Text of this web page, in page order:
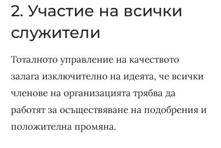
2. Участие на всички
служители
Тоталното управление на качеството
залага изключително на идеята, че всички
членове на организацията трябва да
работят за осъществяване на подобрения и
положителна промяна.